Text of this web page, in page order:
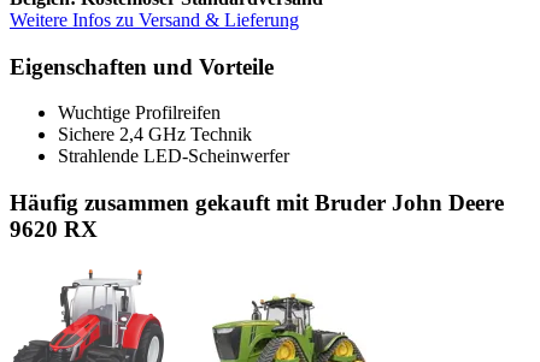
Weitere Infos zu Versand & Lieferung
Eigenschaften und Vorteile
Wuchtige Profilreifen
Sichere 2,4 GHz Technik
Strahlende LED-Scheinwerfer
Häufig zusammen gekauft mit Bruder John Deere
9620 RX